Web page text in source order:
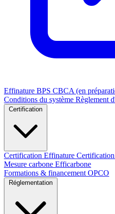
Effinature BPS CBCA (en
Conditions du système Règlement
Certification
Certification Effinature
Mesure carbone Efficarbone
Formations & financement OPCO
Réglementation